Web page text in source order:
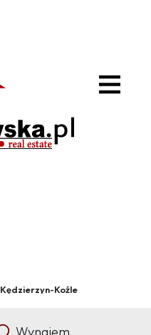
Kędzierzyn-Koźle
Wynajem